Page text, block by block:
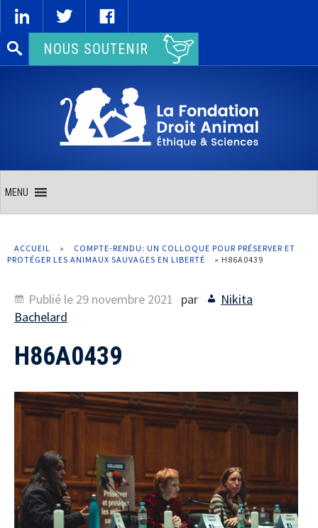
Rechercher :NOUS SOUTENIR
MENU
ACCUEIL »
COMPTE-RENDU: UN COLLOQUE POUR PRÉSERVER ET
PROTÉGER LES ANIMAUX SAUVAGES EN LIBERTÉ
» H86A0439
Publié le 29 novembre 2021 par
Nikita
Bachelard
H86A0439